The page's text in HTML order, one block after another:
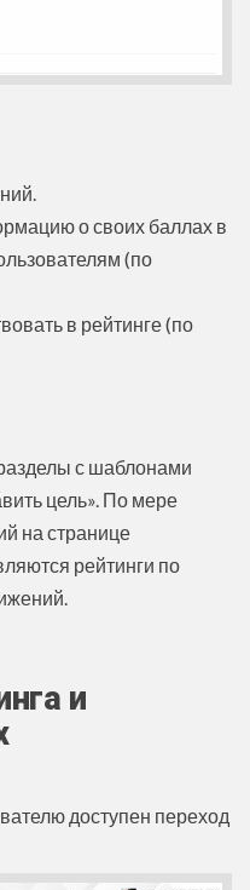
о своих баллах в
(по
в рейтинге (по
с шаблонами
цель». По мере
на странице
рейтинги по
и
доступен переход